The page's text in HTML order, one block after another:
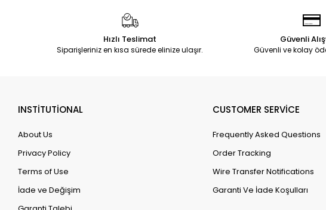
Hızlı Teslimat
Siparişleriniz en kısa sürede elinize ulaşır.
Güvenli
Güvenli ve kolay
INSTİTUTİONAL
About Us
Privacy Policy
Terms of Use
İade ve Değişim
CUSTOMER SERVİCE
Frequently Asked Questions
Order Tracking
Wire Transfer Notifications
Garanti Ve İade Koşulları